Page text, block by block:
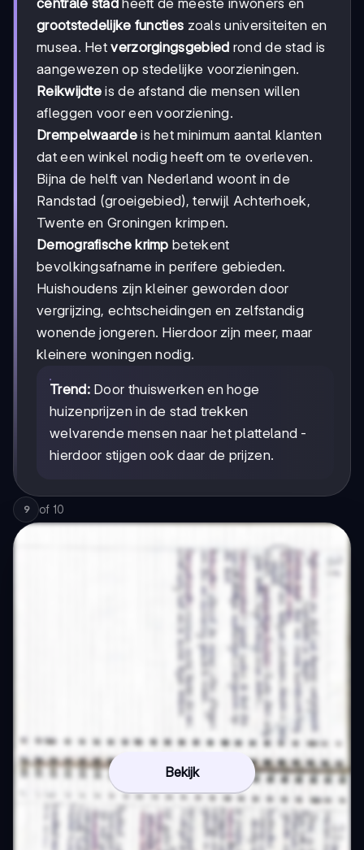
grootstedelijke functies zoals universiteiten en
musea. Hetverzorgingsgebied rond de stad is
aangewezen op stedelijke voorzieningen.
Reikwijdte is de afstand die mensen willen
afleggen voor een voorziening.
Drempelwaardeis het minimum aantal klanten
dat een winkel nodig heeft om te overleven.
Bijna de helft van Nederland woont in de
Randstad (groeigebied), terwijl Achterhoek,
Twente en Groningen krimpen.
Demografische krimp betekent
bevolkingsafname in perifere gebieden.
Huishoudens zijn kleiner geworden door
vergrijzing, echtscheidingen en zelfstandig
wonende jongeren. Hierdoor zijn meer, maar
kleinere woningen nodig.
Trend:Door thuiswerken en hoge
huizenprijzen in de stad trekken
welvarende mensen naar het platteland -
hierdoor stijgen ook daar de prijzen.
9 of 10
Bekijk